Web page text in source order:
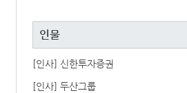
인물
[인사] 신한투자증권
[인사] 두산그룹